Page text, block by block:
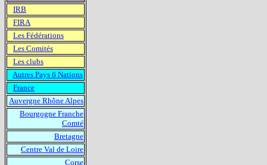
IRB
FIRA
Les Fédérations
Les Comités
Les clubs
Autres Pays 6 Nations
France
Auvergne Rhône Alpes
Bourgogne Franche
Comté
Bretagne
Centre Val de Loire
Corse